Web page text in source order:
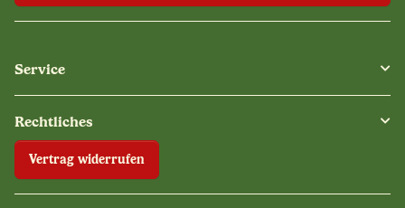
Service
Rechtliches
Vertrag widerrufen